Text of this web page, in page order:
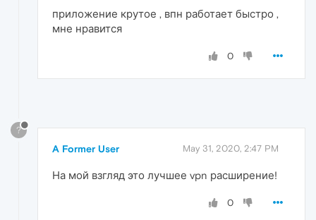
приложение крутое , впн работает быстро ,
мне нравится
0
?
A Former User May 31, 2020, 2:47 PM
На мой взгляд это лучшее vpn расширение!
0